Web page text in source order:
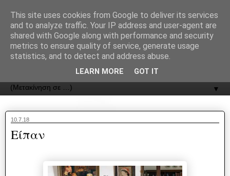
ΟΔΟΣ
▼
10.7.18
Είπαν
This site uses cookies from Google to deliver its services
and to analyze traffic. Your IP address and user-agent are
shared with Google along with performance and security
metrics to ensure quality of service, generate usage
statistics, and to detect and address abuse.
LEARN MORE GOT IT